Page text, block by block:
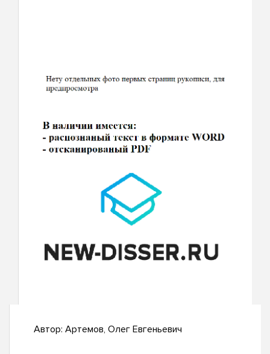
Автор: Артемов, Олег Евгеньевич